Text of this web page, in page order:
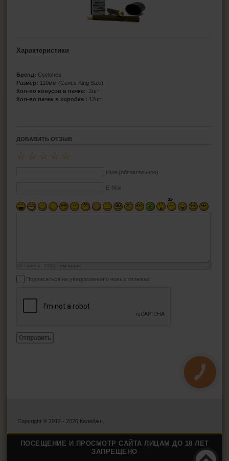
Характеристики
Бренд: Cyclones
Размер: 110мм (Cones King Size)
Кол-во конусов в пачке: 2шт
Кол-во пачек в коробке : 12шт
ДОБАВИТЬ ОТЗЫВ
☆
☆
☆
☆
☆
Имя (обязательное)
E-Mail
Осталось: 1000 символов
Подписаться на уведомления о новых отзывах
Отправить
Copyright © 2012 - 2026 Калабаш.
ПОСЕЩЕНИЕ И ПРОСМОТР САЙТА ЛИЦАМ ДО 18 ЛЕТ
ЗАПРЕЩЕНО
КНОПКА
ЗВ'ЯЗКУ